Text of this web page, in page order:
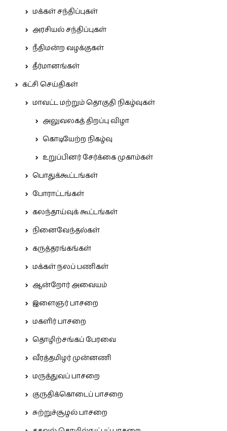
மக்கள் சந்திப்புகள்
அரசியல் சந்திப்புகள்
நீதிமன்ற வழக்குகள்
தீர்மானங்கள்
கட்சி செய்திகள்
மாவட்ட மற்றும் தொகுதி நிகழ்வுகள்
அலுவலகத் திறப்பு விழா
கொடியேற்ற நிகழ்வு
உறுப்பினர் சேர்க்கை முகாம்கள்
பொதுக்கூட்டங்கள்
போராட்டங்கள்
கலந்தாய்வுக் கூட்டங்கள்
நினைவேந்தல்கள்
கருத்தரங்கங்கள்
மக்கள் நலப் பணிகள்
ஆன்றோர் அவையம்
இளைஞர் பாசறை
மகளிர் பாசறை
தொழிற்சங்கப் பேரவை
வீரத்தமிழர் முன்னணி
மருத்துவப் பாசறை
குருதிக்கொடைப் பாசறை
சுற்றுச்சூழல் பாசறை